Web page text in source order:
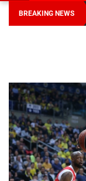
BREAKING NEWS